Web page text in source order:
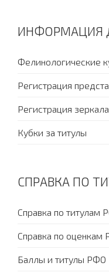
ИНФОРМАЦИЯ
Фелинологические
Регистрация
Регистрация
Кубки за титулы
СПРАВКА ПО
Справка по титулам
Справка по оценкам
Баллы и титулы РФО